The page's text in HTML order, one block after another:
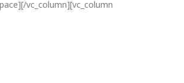
vc_column][vc_column